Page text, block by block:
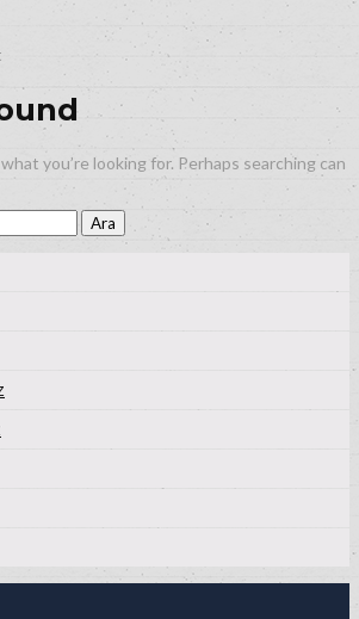
you’re looking for. Perhaps searching can